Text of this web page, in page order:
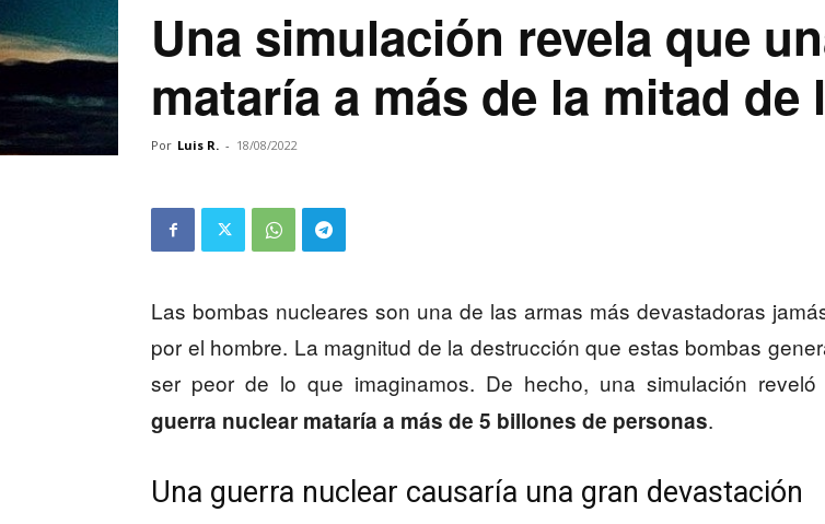
Una simulación revela que
mataría a más de la mitad
Por Luis R. - 18/08/2022
Las bombas nucleares son una de las armas más devastadoras
por el hombre. La magnitud de la destrucción que estas bombas
ser peor de lo que imaginamos. De hecho, una simulación reveló
guerra nuclear mataría a más de 5 billones de personas.
Una guerra nuclear causaría una gran devastación